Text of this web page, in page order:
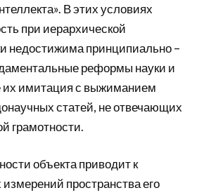
В этих условиях
при иерархической
недостижима принципиально –
реформы науки и
их имитация с выжиманием
статей, не отвечающих
грамотности.
объекта приводит к
пространства его